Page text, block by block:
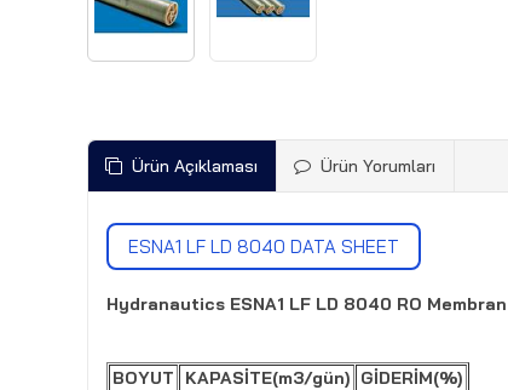
Ürün Açıklaması Ürün Yorumları
ESNA1 LF LD 8040 DATA SHEET
Hydranautics ESNA1 LF LD 8040 RO Membran
BOYUT KAPASİTE(m3/gün) GİDERİM(%)